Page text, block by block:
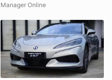
Manager Online